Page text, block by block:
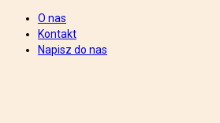
O nas
Kontakt
Napisz do nas